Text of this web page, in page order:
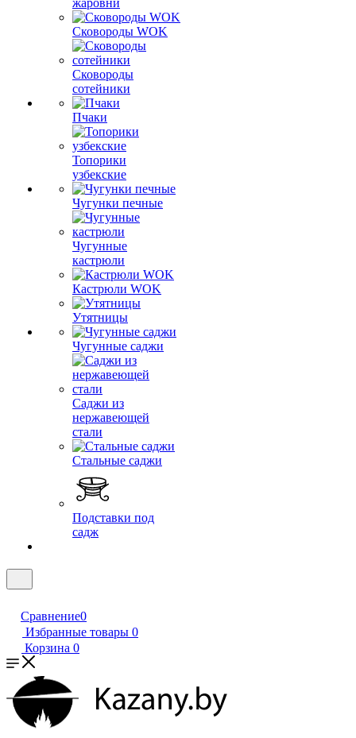
жаровни
Сковороды WOK
Сковороды
сотейники
Пчаки
Топорики
узбекские
Чугунки печные
Чугунные
кастрюли
Кастрюли WOK
Утятницы
Чугунные саджи
Саджи из
нержавеющей
стали
Стальные саджи
Подставки под
садж
Сравнение0
Избранные товары 0
Корзина 0